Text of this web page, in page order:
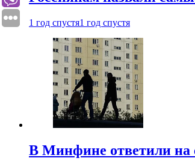
1 год спустя1 год спустя
В Минфине ответили на